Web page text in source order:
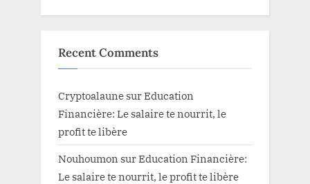
Recent Comments
Cryptoalaune surEducation
Financière: Le salaire te nourrit, le
profit te libère
Nouhoumon surEducation Financière:
Le salaire te nourrit, le profit te libère